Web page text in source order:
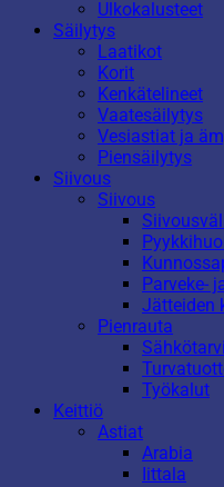
Ulkokalusteet
Säilytys
Laatikot
Korit
Kenkätelineet
Vaatesäilytys
Vesiastiat ja
Piensäilytys
Siivous
Siivous
Parveke-
Jätteiden
Pienrauta
Työkalut
Keittiö
Astiat
Arabia
Iittala